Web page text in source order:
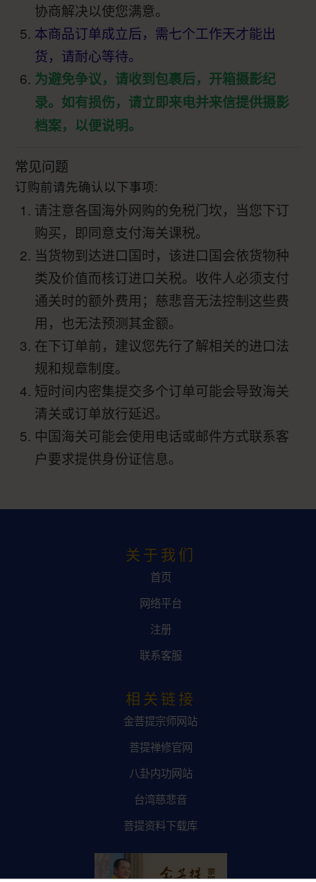
协商解决以使您满意。
本商品订单成立后，需七个工作天才能出
货，请耐心等待。
为避免争议，请收到包裹后，开箱摄影纪
录。如有损伤，请立即来电并来信提供摄影
档案，以便说明。
常见问题
订购前请先确认以下事项:
请注意各国海外网购的免税门坎，当您下订
购买，即同意支付海关课税。
当货物到达进口国时，该进口国会依货物种
类及价值而核订进口关税。收件人必须支付
通关时的额外费用；慈悲音无法控制这些费
用，也无法预测其金额。
在下订单前，建议您先行了解相关的进口法
规和规章制度。
短时间内密集提交多个订单可能会导致海关
清关或订单放行延迟。
中国海关可能会使用电话或邮件方式联系客
户要求提供身份证信息。
关于我们
首页
网络平台
注册
联系客服
相关链接
金菩提宗师网站
菩提禅修官网
八卦内功网站
台湾慈悲音
菩提资料下载库